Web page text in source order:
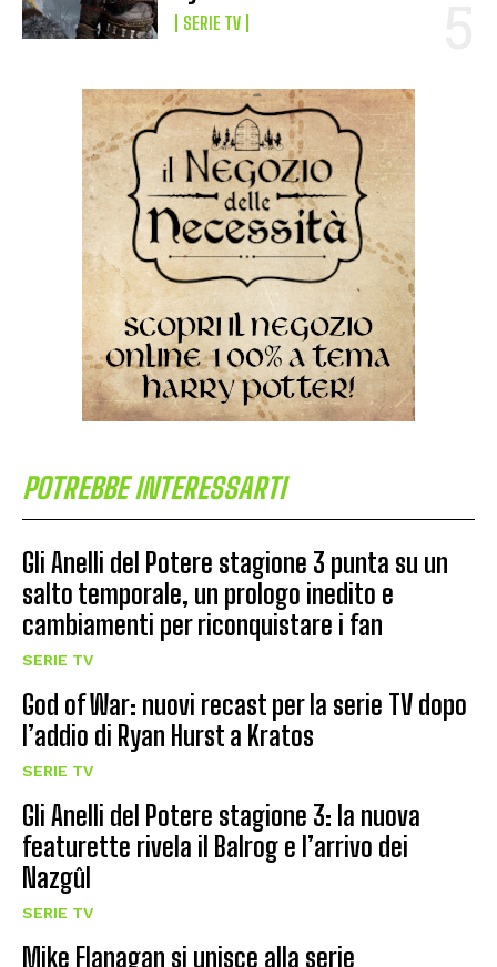
SERIE TV
POTREBBE INTERESSARTI
Gli Anelli del Potere stagione 3 punta su un
salto temporale, un prologo inedito e
cambiamenti per riconquistare i fan
SERIE TV
God of War: nuovi recast per la serie TV dopo
l’addio di Ryan Hurst a Kratos
SERIE TV
Gli Anelli del Potere stagione 3: la nuova
featurette rivela il Balrog e l’arrivo dei
Nazgûl
SERIE TV
Mike Flanagan si unisce alla serie